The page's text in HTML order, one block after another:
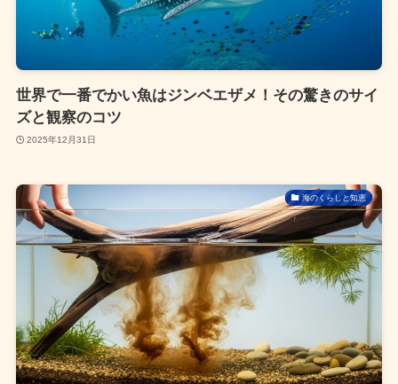
世界で一番でかい魚はジンベエザメ！その驚きのサイ
ズと観察のコツ
2025年12月31日
海のくらしと知恵